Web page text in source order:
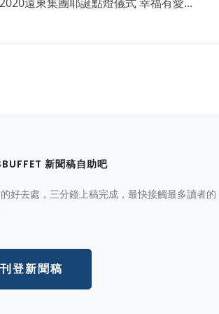
新聞稿自助吧
好去處，三分鐘上稿完成，最快接觸最多讀者的
刊登新聞稿